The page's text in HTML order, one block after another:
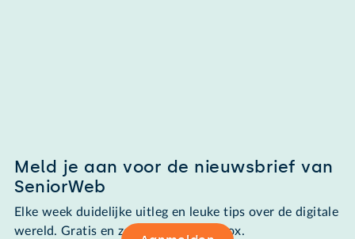
Meld je aan voor de nieuwsbrief van
SeniorWeb
Elke week duidelijke uitleg en leuke tips over de digitale
wereld. Gratis en zomaar in de mailbox.